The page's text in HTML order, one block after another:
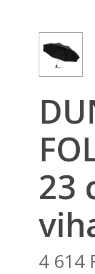
23
4 614